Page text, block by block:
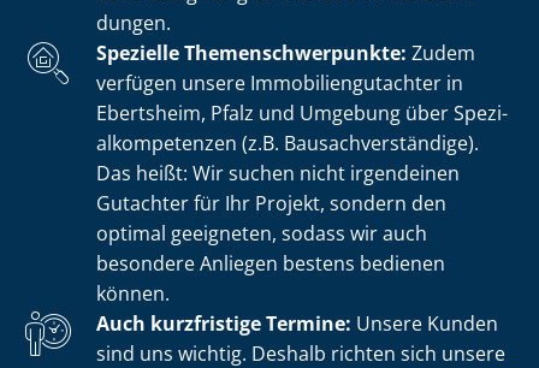
dun­gen.
Spezielle The­men­schwer­punk­te: Zudem
verfügen unsere Im­mo­bi­li­en­gut­ach­ter in
Ebertsheim, Pfalz und Umgebung über Spe­zi­
al­kom­pe­ten­zen (z.B. Bau­sach­ver­stän­di­ge).
Das heißt: Wir suchen nicht irgendeinen
Gutachter für Ihr Projekt, sondern den
optimal geeigneten, sodass wir auch
besondere Anliegen bestens bedienen
können.
Auch kurzfristige Termine: Unsere Kunden
sind uns wichtig. Deshalb richten sich unsere